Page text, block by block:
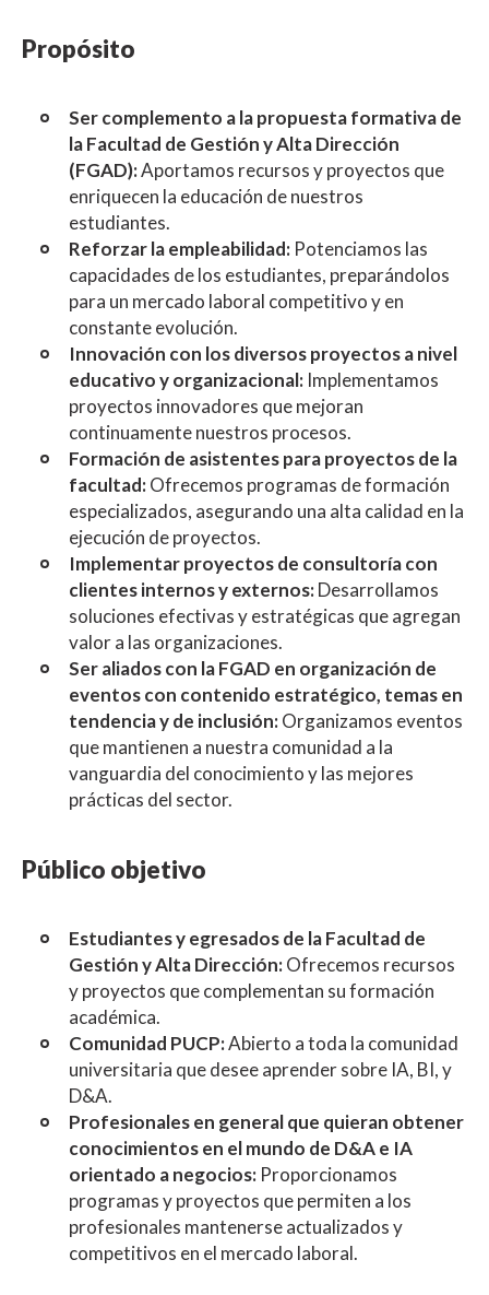
Propósito
Ser complemento a la propuesta formativa de
la Facultad de Gestión y Alta Dirección
(FGAD):Aportamos recursos y proyectos que
enriquecen la educación de nuestros
estudiantes.
Reforzar la empleabilidad:Potenciamos las
capacidades de los estudiantes, preparándolos
para un mercado laboral competitivo y en
constante evolución.
Innovación con los diversos proyectos a nivel
educativo y organizacional:Implementamos
proyectos innovadores que mejoran
continuamente nuestros procesos.
Formación de asistentes para proyectos de la
facultad:Ofrecemos programas de formación
especializados, asegurando una alta calidad en la
ejecución de proyectos.
Implementar proyectos de consultoría con
clientes internos y externos:Desarrollamos
soluciones efectivas y estratégicas que agregan
valor a las organizaciones.
Ser aliados con la FGAD en organización de
eventos con contenido estratégico, temas en
tendencia y de inclusión:Organizamos eventos
que mantienen a nuestra comunidad a la
vanguardia del conocimiento y las mejores
prácticas del sector.
Público objetivo
Estudiantes y egresados de la Facultad de
Gestión y Alta Dirección:Ofrecemos recursos
y proyectos que complementan su formación
académica.
Comunidad PUCP:Abierto a toda la comunidad
universitaria que desee aprender sobre IA, BI, y
D&A.
Profesionales en general que quieran obtener
conocimientos en el mundo de D&A e IA
orientado a negocios:Proporcionamos
programas y proyectos que permiten a los
profesionales mantenerse actualizados y
competitivos en el mercado laboral.